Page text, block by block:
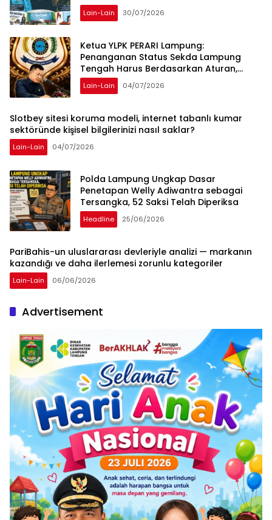
Lain-Lain 30/07/2026
Ketua YLPK PERARI Lampung:
Penanganan Status Sekda Lampung
Tengah Harus Berdasarkan Aturan,
Bukan Tekanan Opini
Lain-Lain 04/07/2026
Slotbey sitesi koruma modeli, internet tabanlı kumar
sektöründe kişisel bilgilerinizi nasıl saklar?
Lain-Lain 04/07/2026
Polda Lampung Ungkap Dasar
Penetapan Welly Adiwantra sebagai
Tersangka, 52 Saksi Telah Diperiksa
Headline 25/06/2026
PariBahis-un uluslararası devleriyle analizi — markanın
kazandığı ve daha ilerlemesi zorunlu kategoriler
Lain-Lain 06/06/2026
Advertisement